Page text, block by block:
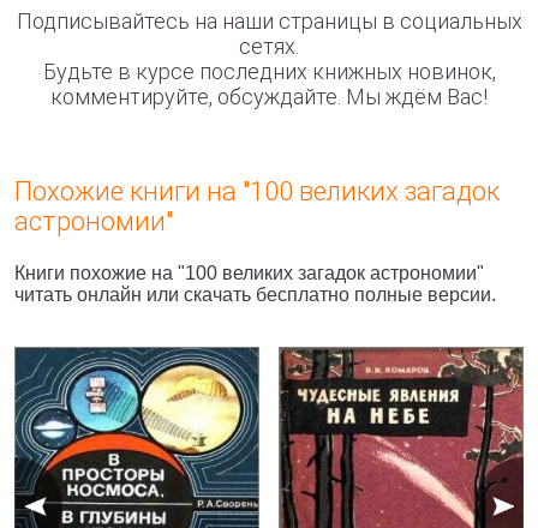
Подписывайтесь на наши страницы в социальных
сетях.
Будьте в курсе последних книжных новинок,
комментируйте, обсуждайте. Мы ждём Вас!
Похожие книги на "100 великих загадок
астрономии"
Книги похожие на "100 великих загадок астрономии"
читать онлайн или скачать бесплатно полные версии.